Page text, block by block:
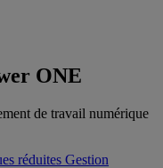
ONE
de travail numérique
réduites Gestion